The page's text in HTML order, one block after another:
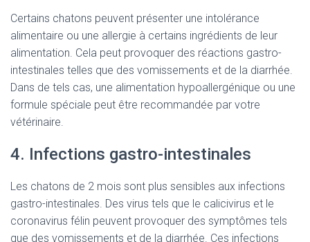
Certains chatons peuvent présenter une intolérance
alimentaire ou une allergie à certains ingrédients de leur
alimentation. Cela peut provoquer des réactions gastro-
intestinales telles que des vomissements et de la diarrhée.
Dans de tels cas, une alimentation hypoallergénique ou une
formule spéciale peut être recommandée par votre
vétérinaire.
4. Infections gastro-intestinales
Les chatons de 2 mois sont plus sensibles aux infections
gastro-intestinales. Des virus tels que le calicivirus et le
coronavirus félin peuvent provoquer des symptômes tels
que des vomissements et de la diarrhée. Ces infections